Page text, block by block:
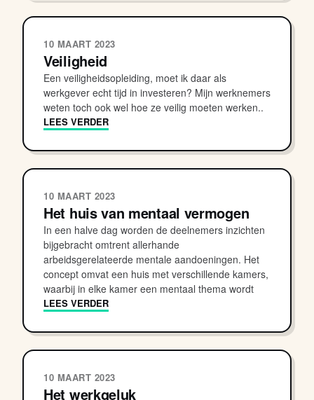
10 MAART 2023
Veiligheid
Een veiligheidsopleiding, moet ik daar als
werkgever echt tijd in investeren? Mijn werknemers
weten toch ook wel hoe ze veilig moeten werken..
LEES VERDER
10 MAART 2023
Het huis van mentaal vermogen
In een halve dag worden de deelnemers inzichten
bijgebracht omtrent allerhande
arbeidsgerelateerde mentale aandoeningen. Het
concept omvat een huis met verschillende kamers,
waarbij in elke kamer een mentaal thema wordt
LEES VERDER
10 MAART 2023
Het werkgeluk